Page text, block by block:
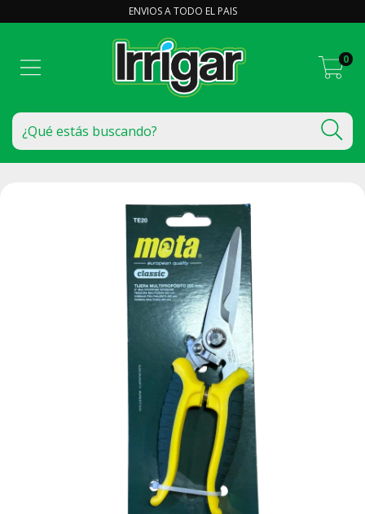
ENVIOS A TODO EL PAIS
0